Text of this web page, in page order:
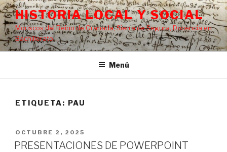
Saltar
al
contenido
HISTORIA LOCAL Y SOCIAL
Moriscos del Reino de Granada, Sierra de Segura, Docencia en
Bachillerato…
Menú
ETIQUETA: PAU
PUBLICADO
EL
OCTUBRE 2, 2025
PRESENTACIONES DE POWERPOINT